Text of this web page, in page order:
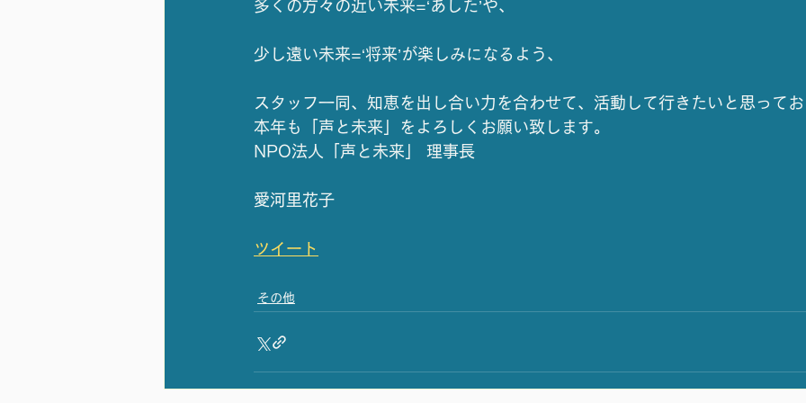
多くの方々の近い未来=‘あした’や、
少し遠い未来=‘将来’が楽しみになるよう、
スタッフ一同、知恵を出し合い力を合わせて、活動して行きたいと思って
本年も「声と未来」をよろしくお願い致します。
NPO法人「声と未来」 理事長
愛河里花子
ツイート
その他